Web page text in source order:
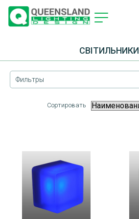
СВІТИЛЬНИКИ
Фильтры
Сортировать